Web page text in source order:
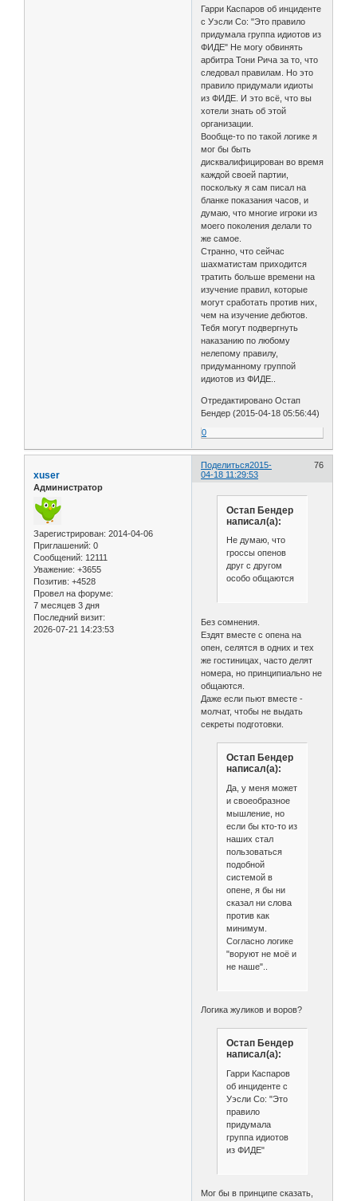
Гарри Каспаров об инциденте
с Уэсли Со: "Это правило
придумала группа идиотов из
ФИДЕ" Не могу обвинять
арбитра Тони Рича за то, что
следовал правилам. Но это
правило придумали идиоты
из ФИДЕ. И это всё, что вы
хотели знать об этой
организации.
Вообще-то по такой логике я
мог бы быть
дисквалифицирован во время
каждой своей партии,
поскольку я сам писал на
бланке показания часов, и
думаю, что многие игроки из
моего поколения делали то
же самое.
Странно, что сейчас
шахматистам приходится
тратить больше времени на
изучение правил, которые
могут сработать против них,
чем на изучение дебютов.
Тебя могут подвергнуть
наказанию по любому
нелепому правилу,
придуманному группой
идиотов из ФИДЕ..
Отредактировано Остап
Бендер (2015-04-18 05:56:44)
0
Поделиться 76
2015-
04-18 11:29:53
xuser
Администратор
Зарегистрирован: 2014-04-06
Приглашений: 0
Сообщений: 12111
Уважение: +3655
Позитив: +4528
Провел на форуме:
7 месяцев 3 дня
Последний визит:
2026-07-21 14:23:53
Остап Бендер
написал(а):
Не думаю, что
гроссы опенов
друг с другом
особо общаются
Без сомнения.
Ездят вместе с опена на
опен, селятся в одних и тех
же гостиницах, часто делят
номера, но принципиально не
общаются.
Даже если пьют вместе -
молчат, чтобы не выдать
секреты подготовки.
Остап Бендер
написал(а):
Да, у меня может
и своеобразное
мышление, но
если бы кто-то из
наших стал
пользоваться
подобной
системой в
опене, я бы ни
сказал ни слова
против как
минимум.
Согласно логике
"воруют не моё и
не наше"..
Логика жуликов и воров?
Остап Бендер
написал(а):
Гарри Каспаров
об инциденте с
Уэсли Со: "Это
правило
придумала
группа идиотов
из ФИДЕ"
Мог бы в принципе сказать,